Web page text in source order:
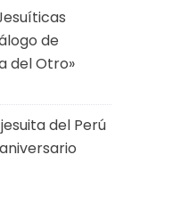
de
del Otro»
del Perú